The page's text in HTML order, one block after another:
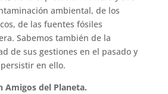
ambiental, de los
de las fuentes fósiles
Sabemos también de la
de sus gestiones en el pasado y
en ello.
Amigos del Planeta.